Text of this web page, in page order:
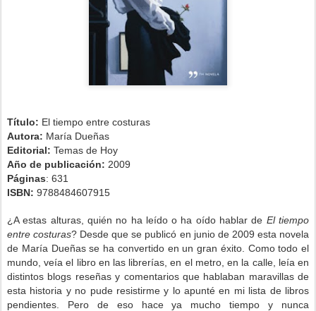
Título: El tiempo entre costuras
Autora: María Dueñas
Editorial: Temas de Hoy
Año de publicación: 2009
Páginas: 631
ISBN: 9788484607915
¿A estas alturas, quién no ha leído o ha oído hablar de El tiempo
entre costuras? Desde que se publicó en junio de 2009 esta novela
de María Dueñas se ha convertido en un gran éxito. Como todo el
mundo, veía el libro en las librerías, en el metro, en la calle, leía en
distintos blogs reseñas y comentarios que hablaban maravillas de
esta historia y no pude resistirme y lo apunté en mi lista de libros
pendientes. Pero de eso hace ya mucho tiempo y nunca